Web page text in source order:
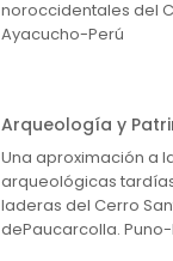
noroccidentales del
Ayacucho-Perú
Arqueología y
Una aproximación a
arqueológicas
laderas del Cerro
dePaucarcolla.